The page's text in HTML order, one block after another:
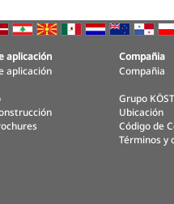
aplicación
aplicación
Compañia
Compañia
Grupo
Ubicación
Código de
Términos y